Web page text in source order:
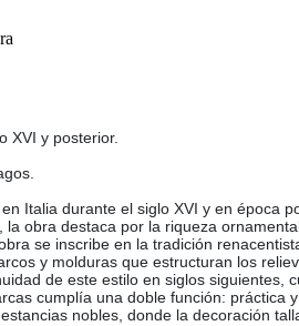
XVI y posterior.
Italia durante el siglo XVI y en época
obra destaca por la riqueza
se inscribe en la tradición
y molduras que estructuran los
de este estilo en siglos
cumplía una doble función:
nobles, donde la decoración